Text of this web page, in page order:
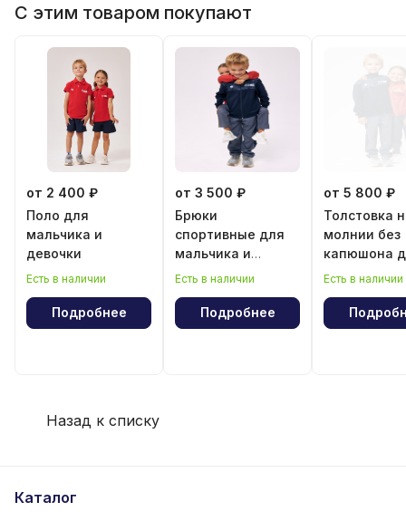
С этим товаром покупают
от 2 400 ₽
Поло для
мальчика и
девочки
Есть в наличии
Подробнее
от 3 500 ₽
Брюки
спортивные для
мальчика и
девочки
Есть в наличии
Подробнее
от 5 800 ₽
Толстовка
молнии без
капюшона
мальчика и
Есть в наличии
Назад к списку
Каталог